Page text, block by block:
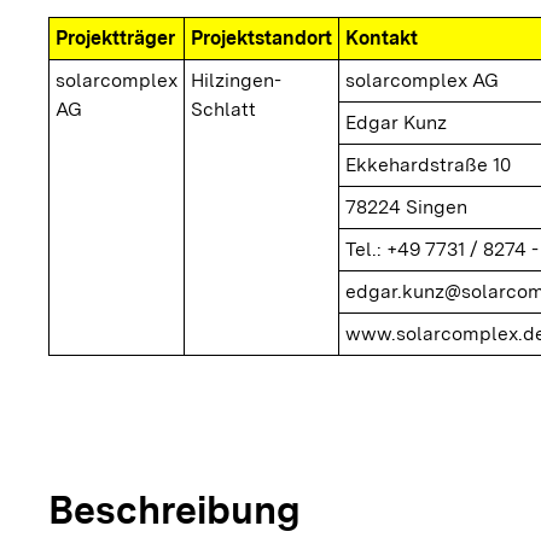
Projektträger Projektstandort
Kontakt
solarcomplex
AG
Hilzingen-
Schlatt
solarcomplex AG
Edgar Kunz
Ekkehardstraße 10
78224 Singen
Tel.: +49 7731 / 8274 -
Beschreibung